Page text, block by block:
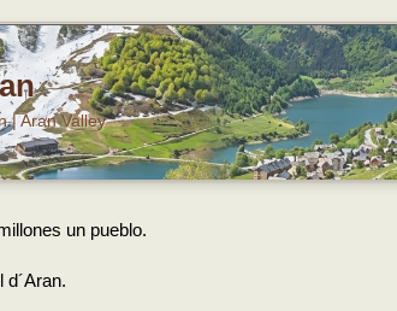
| Aran Valley
un pueblo.